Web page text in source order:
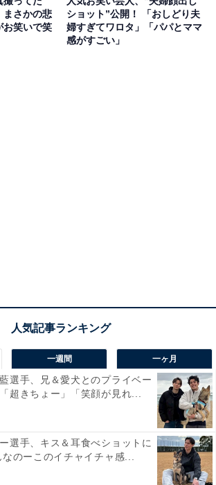
さかの悲
お笑いで笑
ショット”公開！ 「おしどり夫
婦すぎてワロタ」「パパとママ
感がすごい」
一週間 一ヶ月
選手、兄＆愛犬とのプライベー
超きちょー」「笑顔が見れ...
選手、キス＆耳食べショットに
のーこのイチャイチャ感...